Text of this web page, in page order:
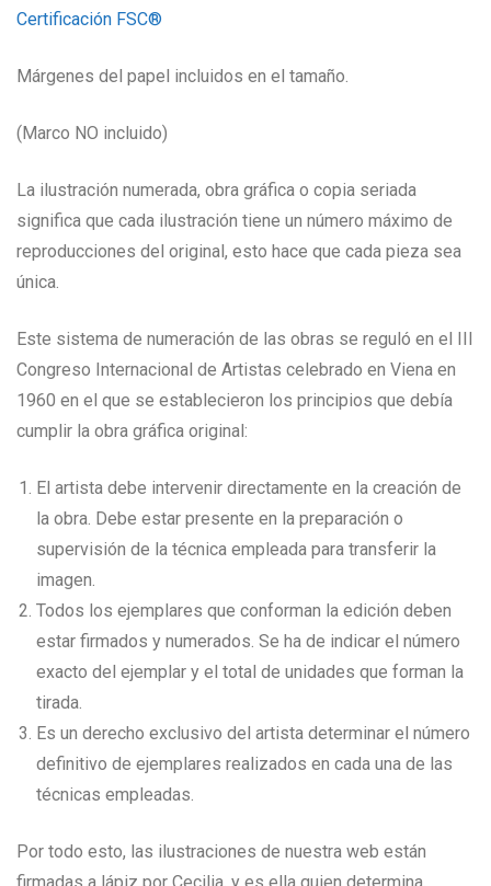
Certificación FSC®
Márgenes del papel incluidos en el tamaño.
(Marco NO incluido)
La ilustración numerada, obra gráfica o copia seriada
significa que cada ilustración tiene un número máximo de
reproducciones del original, esto hace que cada pieza sea
única.
Este sistema de numeración de las obras se reguló en el III
Congreso Internacional de Artistas celebrado en Viena en
1960 en el que se establecieron los principios que debía
cumplir la obra gráfica original:
El artista debe intervenir directamente en la creación de
la obra. Debe estar presente en la preparación o
supervisión de la técnica empleada para transferir la
imagen.
Todos los ejemplares que conforman la edición deben
estar firmados y numerados. Se ha de indicar el número
exacto del ejemplar y el total de unidades que forman la
tirada.
Es un derecho exclusivo del artista determinar el número
definitivo de ejemplares realizados en cada una de las
técnicas empleadas.
Por todo esto, las ilustraciones de nuestra web están